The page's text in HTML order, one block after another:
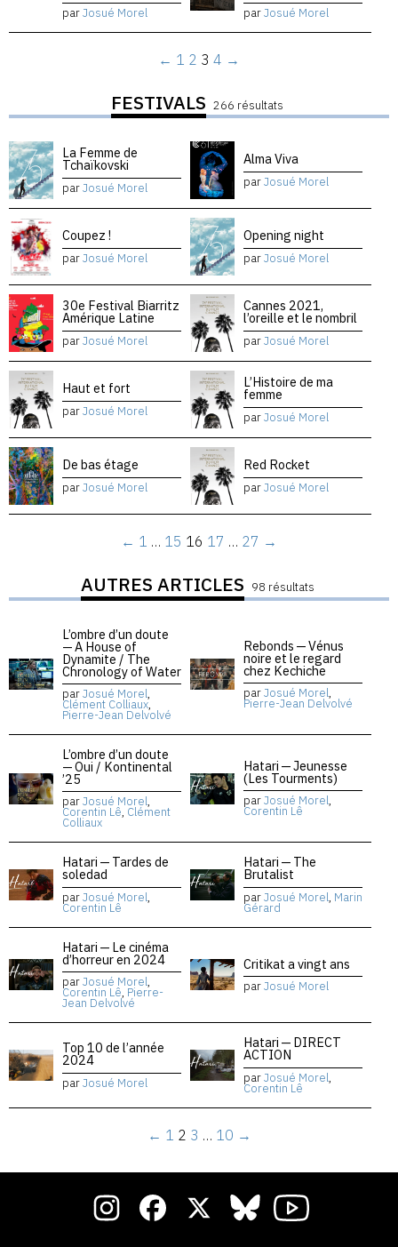
parJosué Morel parJosué Morel
← 1 2 3 4 →
FESTIVALS 266 résultats
La Femme de
Tchaïkovski
parJosué Morel
Alma Viva
parJosué Morel
Coupez !
parJosué Morel
Opening night
parJosué Morel
30e Festival Biarritz
Amérique Latine
parJosué Morel
Cannes 2021,
l’oreille et le nombril
parJosué Morel
Haut et fort
parJosué Morel
L’Histoire de ma
femme
parJosué Morel
De bas étage
parJosué Morel
Red Rocket
parJosué Morel
← 1 … 15 16 17 … 27 →
AUTRES ARTICLES 98 résultats
L’ombre d’un doute
— A House of
Dynamite / The
Chronology of Water
parJosué Morel,
Clément Colliaux,
Pierre-Jean Delvolvé
Rebonds — Vénus
noire et le regard
chez Kechiche
parJosué Morel,
Pierre-Jean Delvolvé
L’ombre d’un doute
— Oui / Kontinental
’25
parJosué Morel,
Corentin Lê, Clément
Colliaux
Hatari — Jeunesse
(Les Tourments)
parJosué Morel,
Corentin Lê
Hatari — Tardes de
soledad
parJosué Morel,
Corentin Lê
Hatari — The
Brutalist
parJosué Morel, Marin
Gérard
Hatari — Le cinéma
d’horreur en 2024
parJosué Morel,
Corentin Lê, Pierre-
Jean Delvolvé
Critikat a vingt ans
parJosué Morel
Top 10 de l’année
2024
parJosué Morel
Hatari — DIRECT
ACTION
parJosué Morel,
Corentin Lê
← 1 2 3 … 10 →